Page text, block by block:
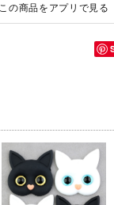
この商品をアプリで見る